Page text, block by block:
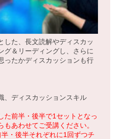
した、長文読解やディスカッ
グ＆リーディングし、さらに
ったかディスカッションも行
、ディスカッションスキル
た前半・後半で1セットとなっ
もあわせてご受講ください。
・後半それぞれに1回ずつチ